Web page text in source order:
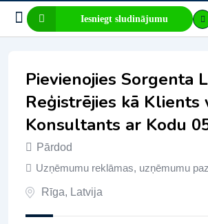
Iesniegt sludinājumu
Pievienojies Sorgenta
Reģistrējies kā Klients
Konsultants ar Kodu
Pārdod
Uzņēmumu reklāmas, uzņēmumu
Rīga, Latvija